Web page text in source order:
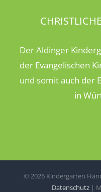
Der Aldinger
der Evangelischen
und somit auch der
in
© 2026 Kindergarten
Datenschutz |